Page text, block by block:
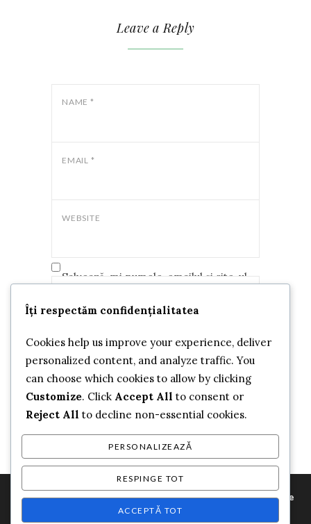
Leave a Reply
NAME *
EMAIL *
WEBSITE
Salvează-mi numele, emailul și site-ul
viitoare când o să comentez.
Copyright © 2024 All rights reserved
Îți respectăm confidențialitatea
Cookies help us improve your experience, deliver
personalized content, and analyze traffic. You
can choose which cookies to allow by clicking
Customize. Click Accept All to consent or
Reject All to decline non-essential cookies.
PERSONALIZEAZĂ
RESPINGE TOT
ACCEPTĂ TOT
Folosim cookie-uri pentru a-ți oferi cea mai bună experiență pe
site-ul nostru web. Poți afla mai multe despre cookie-urile pe